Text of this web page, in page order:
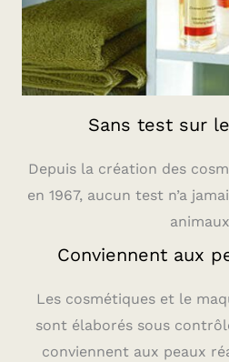
Sans test sur
Depuis la création des
en 1967, aucun test n’a
Conviennent aux
Les cosmétiques et le
sont élaborés sous
conviennent aux peaux